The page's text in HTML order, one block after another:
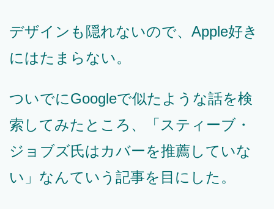
デザインも隠れないので、Apple好き
にはたまらない。
ついでにGoogleで似たような話を検
索してみたところ、「スティーブ・
ジョブズ氏はカバーを推薦していな
い」なんていう記事を目にした。